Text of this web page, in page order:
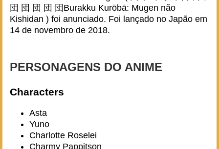
団 団 団 団 団Burakku Kurōbā: Mugen não
Kishidan ) foi anunciado. Foi lançado no Japão em
14 de novembro de 2018.
PERSONAGENS DO ANIME
Characters
Asta
Yuno
Charlotte Roselei
Charmy Pappitson